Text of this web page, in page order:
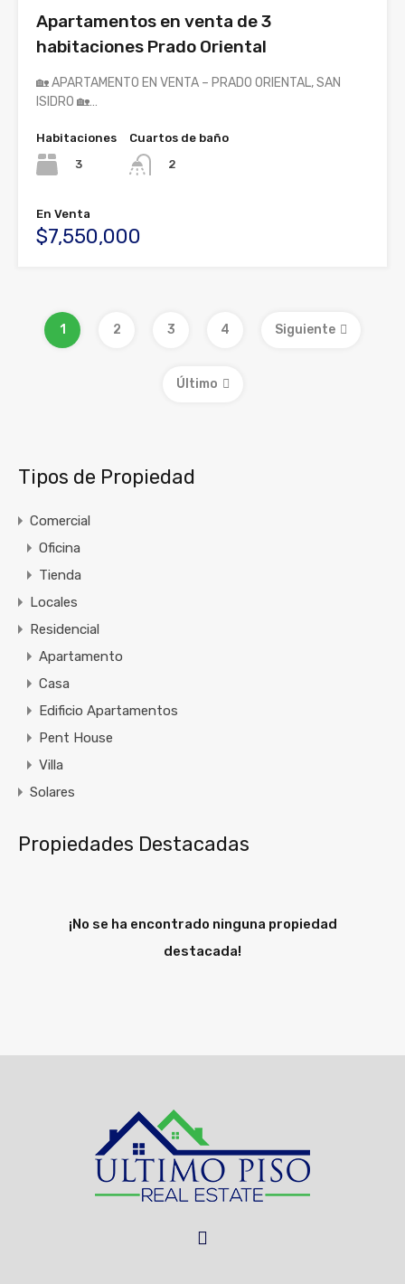
Apartamentos en venta de 3
habitaciones Prado Oriental
🏡 APARTAMENTO EN VENTA – PRADO ORIENTAL, SAN
ISIDRO 🏡…
Habitaciones
3
Cuartos de baño
2
En Venta
$7,550,000
1 2 3 4 Siguiente
Último
Tipos de Propiedad
Comercial
Oficina
Tienda
Locales
Residencial
Apartamento
Casa
Edificio Apartamentos
Pent House
Villa
Solares
Propiedades Destacadas
¡No se ha encontrado ninguna propiedad
destacada!